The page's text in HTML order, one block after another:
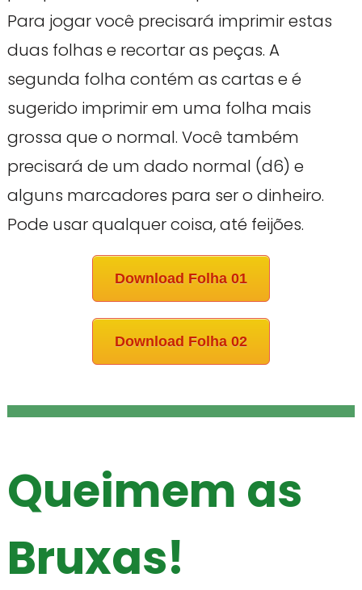
Para jogar você precisará imprimir estas
duas folhas e recortar as peças. A
segunda folha contém as cartas e é
sugerido imprimir em uma folha mais
grossa que o normal. Você também
precisará de um dado normal (d6) e
alguns marcadores para ser o dinheiro.
Pode usar qualquer coisa, até feijões.
Download Folha 01
Download Folha 02
Queimem as
Bruxas!